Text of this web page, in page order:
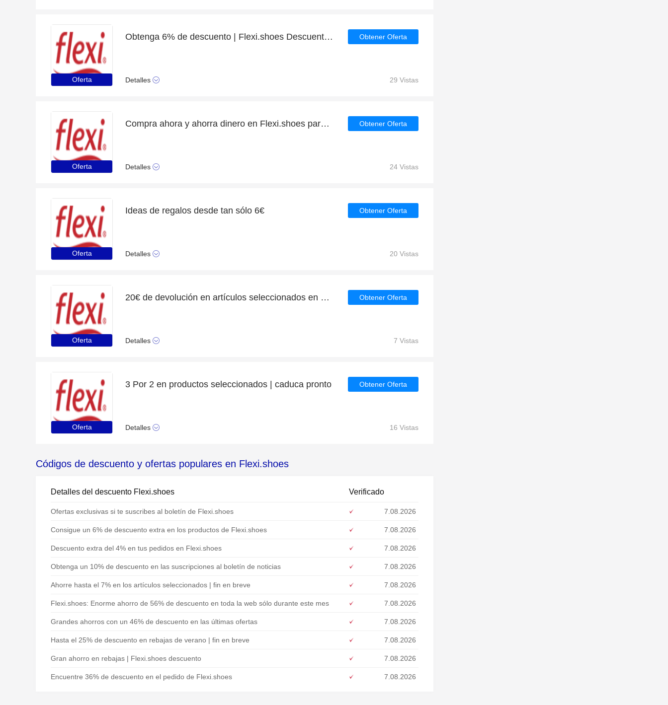
Oferta
Obtenga 6% de descuento | Flexi.shoes Descuentos para estudiantes
Detalles
Obtener Oferta
29 Vistas
Oferta
Compra ahora y ahorra dinero en Flexi.shoes para las liquidaciones de Flexi.shoes
Detalles
Obtener Oferta
24 Vistas
Oferta
Ideas de regalos desde tan sólo 6€
Detalles
Obtener Oferta
20 Vistas
Oferta
20€ de devolución en artículos seleccionados en Flexi.shoes
Detalles
Obtener Oferta
7 Vistas
Oferta
3 Por 2 en productos seleccionados | caduca pronto
Detalles
Obtener Oferta
16 Vistas
Códigos de descuento y ofertas populares en Flexi.shoes
Detalles del descuento Flexi.shoes Verificado
Ofertas exclusivas si te suscribes al boletín de Flexi.shoes 7.08.2026
Consigue un 6% de descuento extra en los productos de Flexi.shoes 7.08.2026
Descuento extra del 4% en tus pedidos en Flexi.shoes 7.08.2026
Obtenga un 10% de descuento en las suscripciones al boletín de noticias 7.08.2026
Ahorre hasta el 7% en los artículos seleccionados | fin en breve 7.08.2026
Flexi.shoes: Enorme ahorro de 56% de descuento en toda la web sólo durante este mes 7.08.2026
Grandes ahorros con un 46% de descuento en las últimas ofertas 7.08.2026
Hasta el 25% de descuento en rebajas de verano | fin en breve 7.08.2026
Gran ahorro en rebajas | Flexi.shoes descuento 7.08.2026
Encuentre 36% de descuento en el pedido de Flexi.shoes 7.08.2026